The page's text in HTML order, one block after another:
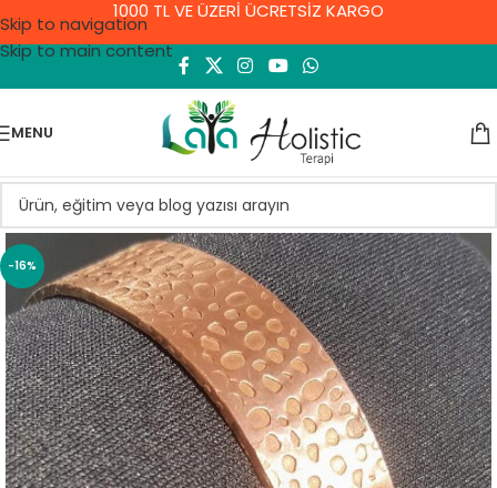
Skip to navigation
Skip to main content
1000 TL VE ÜZERİ ÜCRETSİZ KARGO
MENU
-16%